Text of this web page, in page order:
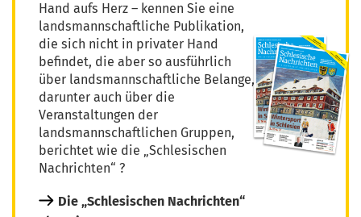
Hand aufs Herz – kennen Sie eine
landsmannschaftliche Publikation,
die sich nicht in privater Hand
befindet, die aber so ausführlich
über landsmannschaftliche Belange,
darunter auch über die
Veranstaltungen der
landsmannschaftlichen Gruppen,
berichtet wie die „Schlesischen
Nachrichten“ ?
Die „Schlesischen Nachrichten“